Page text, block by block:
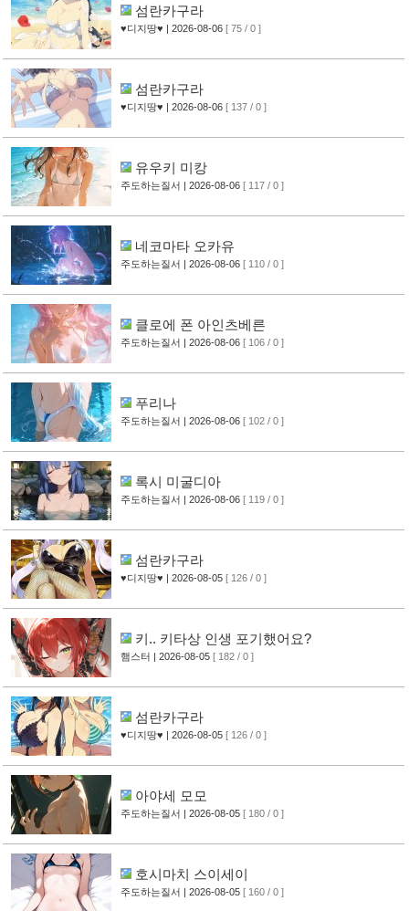
섬란카구라
♥디지땅♥ | 2026-08-06 [ 75 / 0 ]
섬란카구라
♥디지땅♥ | 2026-08-06 [ 137 / 0 ]
유우키 미캉
주도하는질서 | 2026-08-06 [ 117 / 0 ]
네코마타 오카유
주도하는질서 | 2026-08-06 [ 110 / 0 ]
클로에 폰 아인츠베른
주도하는질서 | 2026-08-06 [ 106 / 0 ]
푸리나
주도하는질서 | 2026-08-06 [ 102 / 0 ]
록시 미굴디아
주도하는질서 | 2026-08-06 [ 119 / 0 ]
섬란카구라
♥디지땅♥ | 2026-08-05 [ 126 / 0 ]
키.. 키타상 인생 포기했어요?
햄스터 | 2026-08-05 [ 182 / 0 ]
섬란카구라
♥디지땅♥ | 2026-08-05 [ 126 / 0 ]
아야세 모모
주도하는질서 | 2026-08-05 [ 180 / 0 ]
호시마치 스이세이
주도하는질서 | 2026-08-05 [ 160 / 0 ]